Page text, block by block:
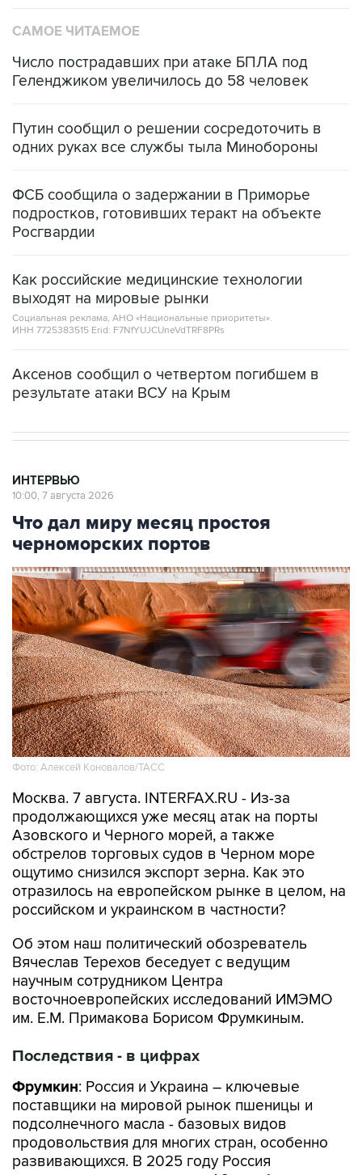
САМОЕ ЧИТАЕМОЕ
Число пострадавших при атаке БПЛА под
Геленджиком увеличилось до 58 человек
Путин сообщил о решении сосредоточить в
одних руках все службы тыла Минобороны
ФСБ сообщила о задержании в Приморье
подростков, готовивших теракт на объекте
Росгвардии
Как российские медицинские технологии
выходят на мировые рынки
Социальная реклама, АНО «Национальные приоритеты».
ИНН 7725383515 Erid: F7NfYUJCUneVdTRF8PRs
Аксенов сообщил о четвертом погибшем в
результате атаки ВСУ на Крым
ИНТЕРВЬЮ
10:00, 7 августа 2026
Что дал миру месяц простоя
черноморских портов
Фото: Алексей Коновалов/ТАСС
Москва. 7 августа. INTERFAX.RU - Из-за
продолжающихся уже месяц атак на порты
Азовского и Черного морей, а также
обстрелов торговых судов в Черном море
ощутимо снизился экспорт зерна. Как это
отразилось на европейском рынке в целом, на
российском и украинском в частности?
Об этом наш политический обозреватель
Вячеслав Терехов беседует с ведущим
научным сотрудником Центра
восточноевропейских исследований ИМЭМО
им. Е.М. Примакова Борисом Фрумкиным.
Последствия - в цифрах
Фрумкин: Россия и Украина – ключевые
поставщики на мировой рынок пшеницы и
подсолнечного масла - базовых видов
продовольствия для многих стран, особенно
развивающихся. В 2025 году Россия